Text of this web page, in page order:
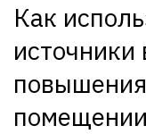
Как
источники
помещении